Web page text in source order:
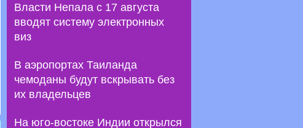
Власти Непала с 17 августа
вводят систему электронных
виз
В аэропортах Таиланда
чемоданы будут вскрывать без
их владельцев
На юго-востоке Индии открылся